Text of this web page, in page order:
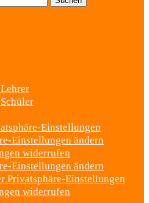
Einstellungen
Einstellungen ändern
widerrufen
Einstellungen ändern
Privatsphäre-Einstellungen
widerrufen